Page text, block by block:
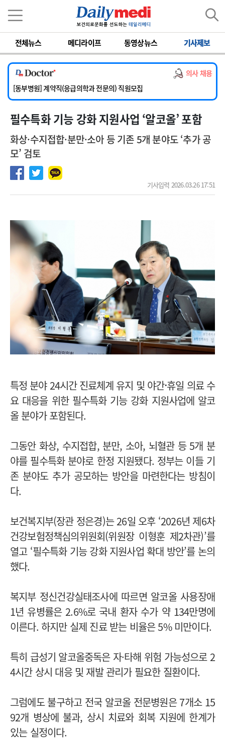
전체뉴스 메디라이프 동영상뉴스 기사제보
의사 채용
[서울아산병원] 2026년 하반기 인턴 모집
[영남대학교의료원] 마취통증의학과 임기제 임상의사 채용
[충남대학교병원] 소아청소년과(소아응급전담) 계약직 의사 공개채용
[동부병원] 계약직(응급의학과 전문의) 직원모집
[이대목동병원] 하반기 전공의(레지던트1년차) 모집
[서울아산병원] 2026년 하반기 인턴 모집
필수특화 기능 강화 지원사업 ‘알코올’ 포함
화상·수지접합·분만·소아 등 기존 5개 분야도 ‘추가 공
모’ 검토
기사입력 2026.03.26 17:51
특정 분야 24시간 진료체계 유지 및 야간·휴일 의료 수
요 대응을 위한 필수특화 기능 강화 지원사업에 알코
올 분야가 포함된다.
그동안 화상, 수지접합, 분만, 소아, 뇌혈관 등 5개 분
야를 필수특화 분야로 한정 지원됐다. 정부는 이들 기
존 분야도 추가 공모하는 방안을 마련한다는 방침이
다.
보건복지부(장관 정은경)는 26일 오후 ‘2026년 제6차
건강보험정책심의위원회(위원장 이형훈 제2차관)’를
열고 ‘필수특화 기능 강화 지원사업 확대 방안’를 논의
했다.
복지부 정신건강실태조사에 따르면 알코올 사용장애
1년 유병률은 2.6%로 국내 환자 수가 약 134만명에
이른다. 하지만 실제 진료 받는 비율은 5% 미만이다.
특히 급성기 알코올중독은 자·타해 위험 가능성으로 2
4시간 상시 대응 및 재발 관리가 필요한 질환이다.
그럼에도 불구하고 전국 알코올 전문병원은 7개소 15
92개 병상에 불과, 상시 치료와 회복 지원에 한계가
있는 실정이다.